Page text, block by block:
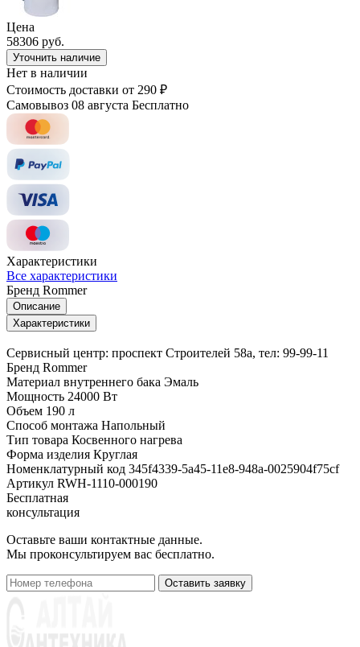
Цена
58306 руб.
Уточнить наличие
Нет в наличии
Стоимость доставки от 290 ₽
Самовывоз 08 августа Бесплатно
Характеристики
Все характеристики
Бренд Rommer
Описание
Характеристики
Сервисный центр: проспект Строителей 58а, тел: 99-99-11
Бренд Rommer
Материал внутреннего бака Эмаль
Мощность 24000 Вт
Объем 190 л
Способ монтажа Напольный
Тип товара Косвенного нагрева
Форма изделия Круглая
Номенклатурный код 345f4339-5a45-11e8-948a-0025904f75cf
Артикул RWH-1110-000190
Бесплатная
консультация
Оставьте ваши контактные данные.
Мы проконсультируем вас бесплатно.
Оставить заявку